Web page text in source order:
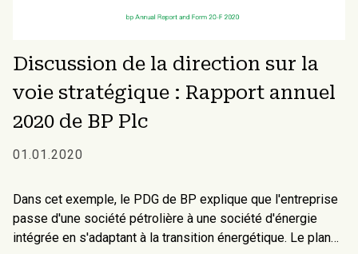
Discussion de la direction sur la
voie stratégique : Rapport annuel
2020 de BP Plc
01.01.2020
Dans cet exemple, le PDG de BP explique que l'entreprise
passe d'une société pétrolière à une société d'énergie
intégrée en s'adaptant à la transition énergétique. Le plan